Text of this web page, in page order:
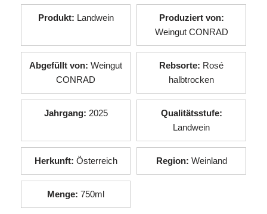
Produkt: Landwein
Produziert von:
Weingut CONRAD
Abgefüllt von: Weingut
CONRAD
Rebsorte: Rosé
halbtrocken
Jahrgang: 2025
Qualitätsstufe:
Landwein
Herkunft: Österreich Region: Weinland
Menge: 750ml